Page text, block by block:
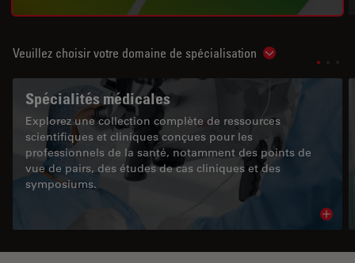
Veuillez choisir votre domaine de spécialisation Show
Spécialités médicales
Explorez une collection complète de ressources
scientifiques et cliniques conçues pour les
professionnels de la santé, notamment des points de
vue de pairs, des études de cas cliniques et des
symposiums.